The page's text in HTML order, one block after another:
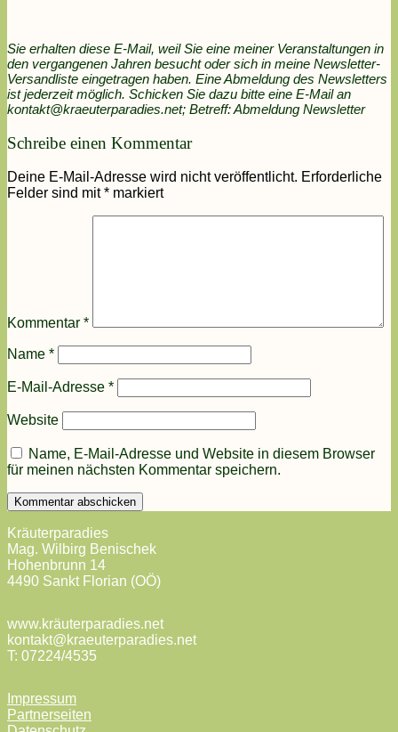
Sie erhalten diese E-Mail, weil Sie eine meiner Veranstaltungen in
den vergangenen Jahren besucht oder sich in meine Newsletter-
Versandliste eingetragen haben. Eine Abmeldung des Newsletters
ist jederzeit möglich. Schicken Sie dazu bitte eine E-Mail an
kontakt@kraeuterparadies.net; Betreff: Abmeldung Newsletter
Schreibe einen Kommentar
Deine E-Mail-Adresse wird nicht veröffentlicht. Erforderliche
Felder sind mit* markiert
Kommentar *
Name *
E-Mail-Adresse *
Website
Name, E-Mail-Adresse und Website in diesem Browser
für meinen nächsten Kommentar speichern.
Kräuterparadies
Mag. Wilbirg Benischek
Hohenbrunn 14
4490 Sankt Florian (OÖ)
www.kräuterparadies.net
kontakt@kraeuterparadies.net
T: 07224/4535
Impressum
Partnerseiten